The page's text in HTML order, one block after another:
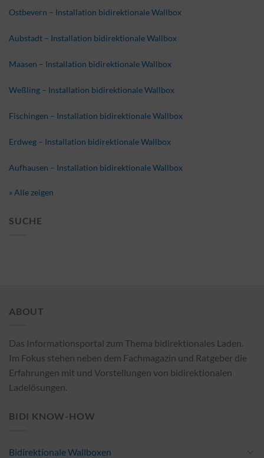
Ostbevern – Installation bidirektionale Wallbox
Aubstadt – Installation bidirektionale Wallbox
Maasen – Installation bidirektionale Wallbox
Weßling – Installation bidirektionale Wallbox
Fischingen – Installation bidirektionale Wallbox
Erdweg – Installation bidirektionale Wallbox
Aufhausen – Installation bidirektionale Wallbox
» Alle zeigen
SUCHE
ABOUT
Das Informationsportal zum Thema bidirektionales Laden.
Im Fokus stehen neben dem Fachmagazin und Ratgeber die
Erfahrungen mit und Vorstellungen von bidirektionalen
Ladelösungen.
BIDI KNOW-HOW
Bidirektionale Wallboxen